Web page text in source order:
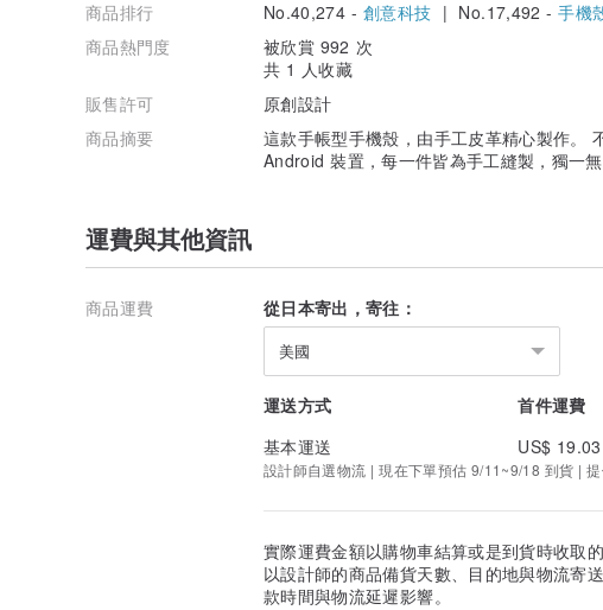
商品排行
No.40,274 - 創意科技 | No.17,492 -手機
商品熱門度
被欣賞 992 次
共 1 人收藏
販售許可
原創設計
商品摘要
這款手帳型手機殼，由手工皮革精心製作。
Android 裝置，每一件皆為手工縫製，獨一無
運費與其他資訊
商品運費 從日本寄出，寄往：
美國
運送方式 首件運費
基本運送
US$ 19.03
設計師自選物流 | 現在下單預估 9/11~9/18 到貨 | 提
實際運費金額以購物車結算或是到貨時收取的
以設計師的商品備貨天數、目的地與物流寄
款時間與物流延遲影響。